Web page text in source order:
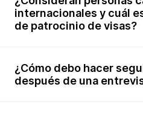
internacionales y cuál
de patrocinio de visas?
¿Cómo debo hacer
después de una